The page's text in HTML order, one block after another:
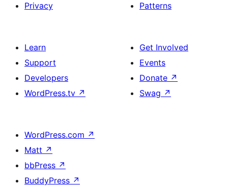
Privacy
Patterns
Learn
Support
Developers
WordPress.tv ↗
Get Involved
Events
Donate ↗
Swag ↗
WordPress.com ↗
Matt ↗
bbPress ↗
BuddyPress ↗